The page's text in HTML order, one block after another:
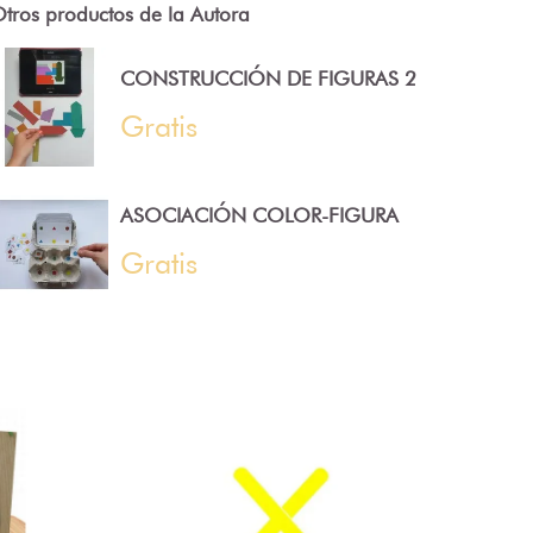
productos de la Autora
CONSTRUCCIÓN DE FIGURAS 2
Gratis
ASOCIACIÓN COLOR-FIGURA
Gratis